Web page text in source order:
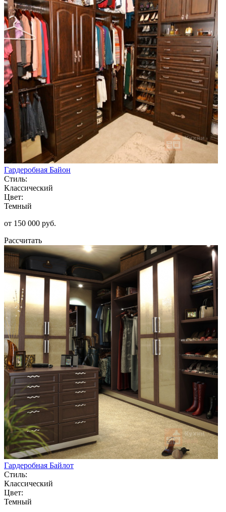
Гардеробная Байон
Стиль:
Классический
Цвет:
Темный
от 150 000 руб.
Рассчитать
Гардеробная Байлот
Стиль:
Классический
Цвет:
Темный